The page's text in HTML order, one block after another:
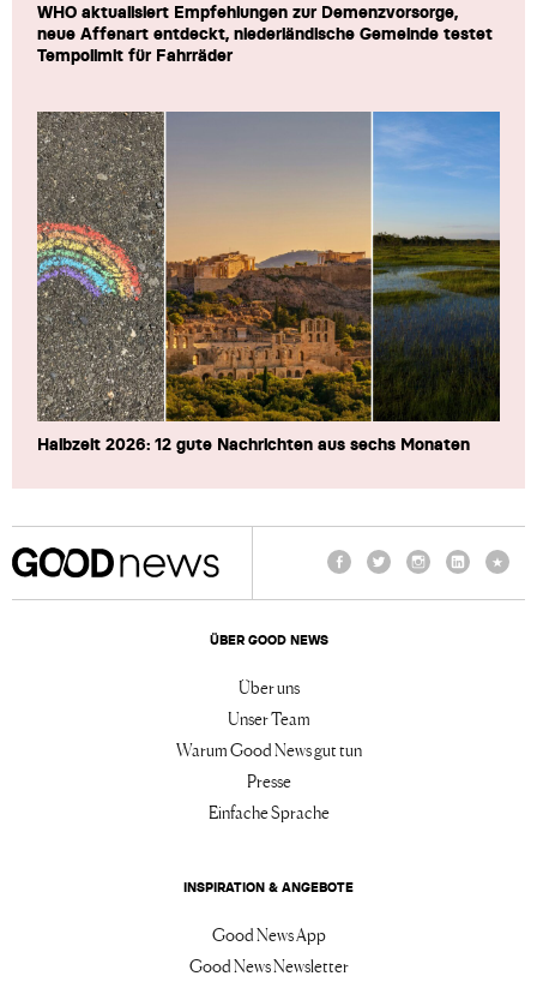
WHO aktualisiert Empfehlungen zur Demenzvorsorge,
neue Affenart entdeckt, niederländische Gemeinde testet
Tempolimit für Fahrräder
Halbzeit 2026: 12 gute Nachrichten aus sechs Monaten
ÜBER GOOD NEWS
Über uns
Unser Team
Warum Good News gut tun
Presse
Einfache Sprache
INSPIRATION & ANGEBOTE
Good News App
Good News Newsletter